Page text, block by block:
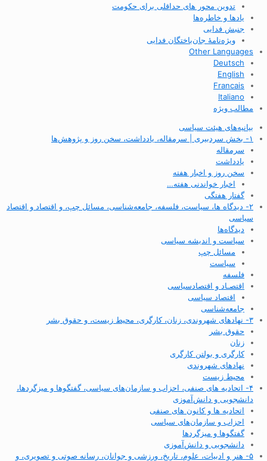
تدوین محور های حداقلی برای حکومت
یادها و خاطره‌ها
جنبش فدایی
ویژه‌نامهٔ جان‌باختگان فدایی
Other Languages
Deutsch
English
Francais
Italiano
مطالب ویژه
بیانیه‌های هیئت سیاسی
۱- بخش سردبیری | سرمقاله، یادداشت، سخن روز و پژوهش‌ها
سرمقاله
یادداشت
سخن روز و اخبار هفته
اخبار خواندنی هفته…
گفتار هفتگی
۲- دیدگاه ها، سیاست، فلسفه، جامعه‌شناسی، مسائل چپ، و اقتصاد و اقتصاد
سیاسی
دیدگاه‌ها
سیاست و اندیشه سیاسی
مسائل چپ
سیاست
فلسفه
اقتصـاد و اقتصاد‌سیاسی
اقتصاد سیاسی
جامعه‌شناسی
۳- نهادهای شهروندی، زنان، کارگری، محیط زیست، و حقوق بشر
حقوق بشر
زنان
کارگری و بولتن کارگری
نهادهای شهروندی
محیط زیست
۴- اتحادیه های صنفی، احزاب و سازمان‌های سیاسی، گفتگوها و میزگردها،
دانشجویی و دانش‌آموزی
اتحادیه ها و کانون های صنفی
احزاب و سازمان‌های سیاسی
گفتگوها و میزگردها
دانشجویی و دانش‌آموزی
۵- هنر و ادبیات، علوم، تاریخ، ورزشی و جوانان، رسانه صوتی و تصویری، و